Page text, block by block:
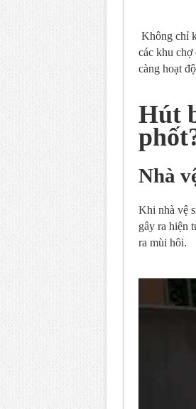
Không chỉ
các khu
càng hoạt
Hút
Nhà
Khi nhà vệ
gây ra hiện
ra mùi hôi.